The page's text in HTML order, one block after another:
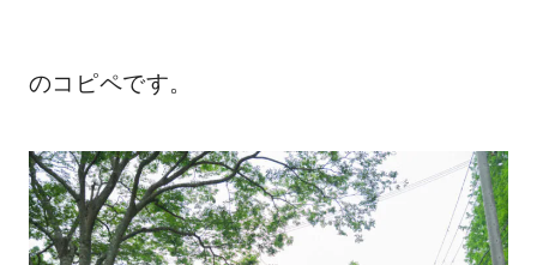
のコピペです。